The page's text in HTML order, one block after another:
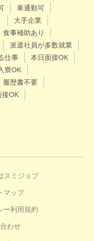
車通勤可
大手企業
食事補助あり
派遣社員が多数就業
仕事
本日面接OK
寮OK
履歴書不要
接OK
スミジョブ
マップ
ー利用規約
わせ